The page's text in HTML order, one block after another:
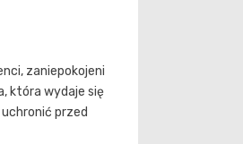
zaniepokojeni
która wydaje się
przed